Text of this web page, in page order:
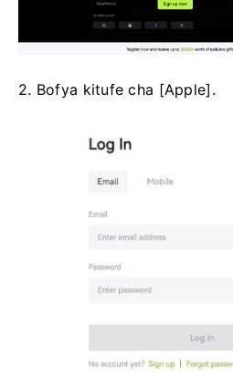
2. Bofya kitufe cha [Apple].